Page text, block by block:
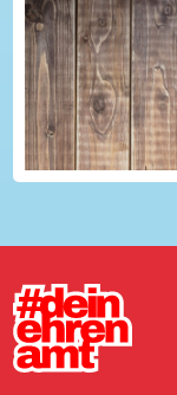
Erfahrungen im